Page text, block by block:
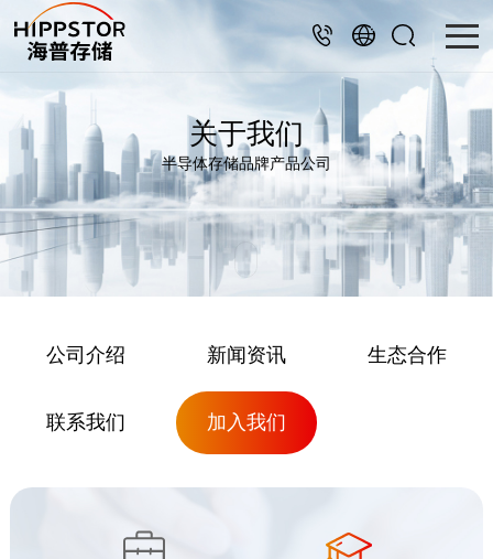
关于我们
半导体存储品牌产品公司
公司介绍 新闻资讯 生态合作
联系我们 加入我们